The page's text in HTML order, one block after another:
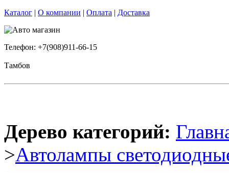
Каталог | О компании | Оплата | Доставка
Телефон: +7(908)911-66-15
Тамбов
Дерево категорий:
>Автолампы